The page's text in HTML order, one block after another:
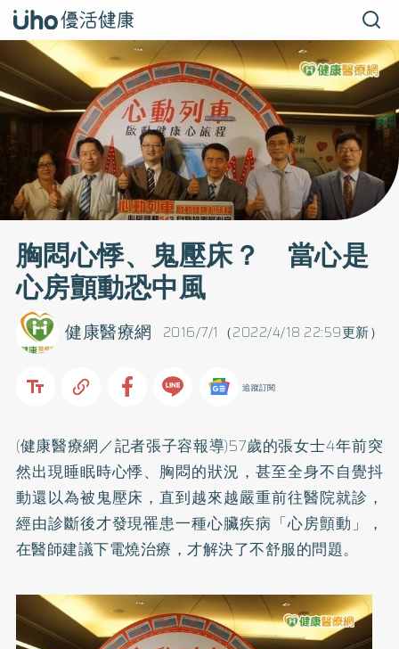
胸悶心悸、鬼壓床？ 當心是
心房顫動恐中風
2016/7/1（2022/4/18 22:59更新）
健康醫療網
追蹤訂閱
(健康醫療網／記者張子容報導)57歲的張女士4年前突
然出現睡眠時心悸、胸悶的狀況，甚至全身不自覺抖
動還以為被鬼壓床，直到越來越嚴重前往醫院就診，
經由診斷後才發現罹患一種心臟疾病「心房顫動」，
在醫師建議下電燒治療，才解決了不舒服的問題。